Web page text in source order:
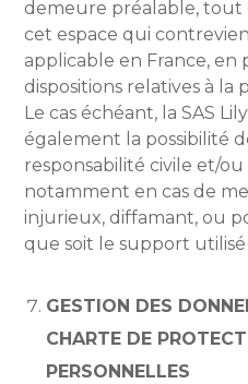
demeure préalable, tout
cet espace qui
applicable en France, en
dispositions relatives à la
Le cas échéant, la SAS
également la possibilité
responsabilité civile et/
notamment en cas de
injurieux, diffamant, ou
que soit le support
GESTION DES
CHARTE DE
PERSONNELLES